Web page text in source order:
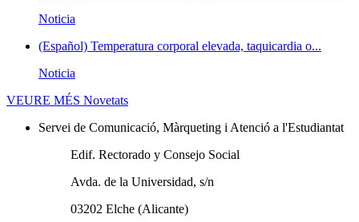
Noticia
(Español) Temperatura corporal elevada, taquicardia o...
Noticia
VEURE MÉS Novetats
Servei de Comunicació, Màrqueting i Atenció a l'Estudiantat
Edif. Rectorado y Consejo Social
Avda. de la Universidad, s/n
03202 Elche (Alicante)